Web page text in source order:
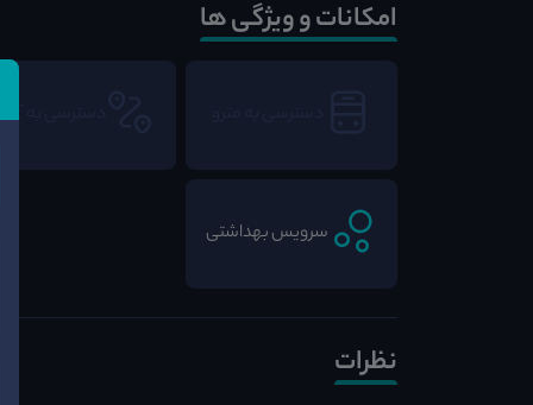
امکانات و ویژگی ها
سرویس بهداشتی
نظرات